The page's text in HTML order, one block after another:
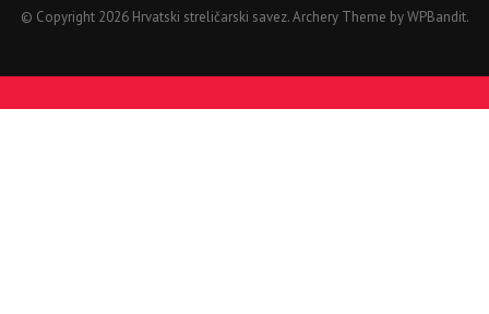
© Copyright 2026 Hrvatski streličarski savez.Archery Theme byWPBandit.